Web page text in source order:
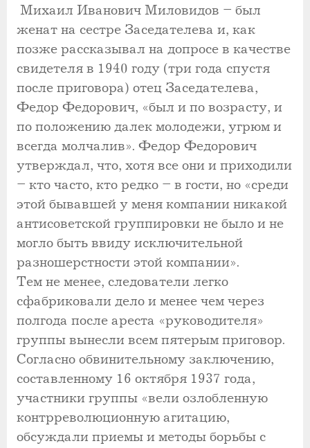
Михаил Иванович Миловидов – был
женат на сестре Заседателева и, как
позже рассказывал на допросе в качестве
свидетеля в 1940 году (три года спустя
после приговора) отец Заседателева,
Федор Федорович, «был и по возрасту, и
по положению далек молодежи, угрюм и
всегда молчалив». Федор Федорович
утверждал, что, хотя все они и приходили
– кто часто, кто редко – в гости, но «среди
этой бывавшей у меня компании никакой
антисоветской группировки не было и не
могло быть ввиду исключительной
разношерстности этой компании».
Тем не менее, следователи легко
сфабриковали дело и менее чем через
полгода после ареста «руководителя»
группы вынесли всем пятерым приговор.
Согласно обвинительному заключению,
составленному 16 октября 1937 года,
участники группы «вели озлобленную
контрреволюционную агитацию,
обсуждали приемы и методы борьбы с